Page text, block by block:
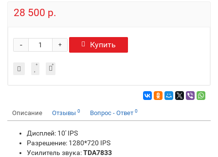
28 500 р.
+
- Купить
Описание Отзывы 0 Вопрос - Ответ 0
Дисплей: 10' IPS
Разрешение: 1280*720 IPS
Усилитель звука:TDA7833